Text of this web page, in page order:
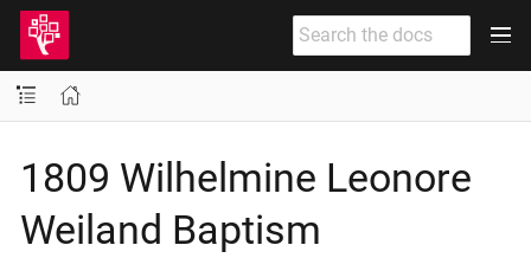
1809 Wilhelmine Leonore
Weiland Baptism